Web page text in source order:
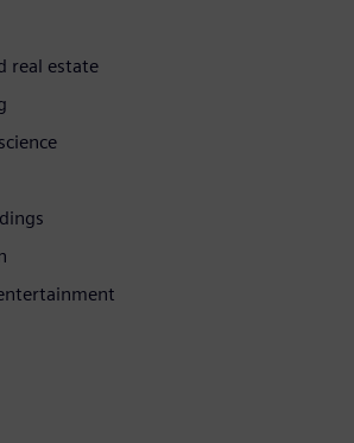
real estate